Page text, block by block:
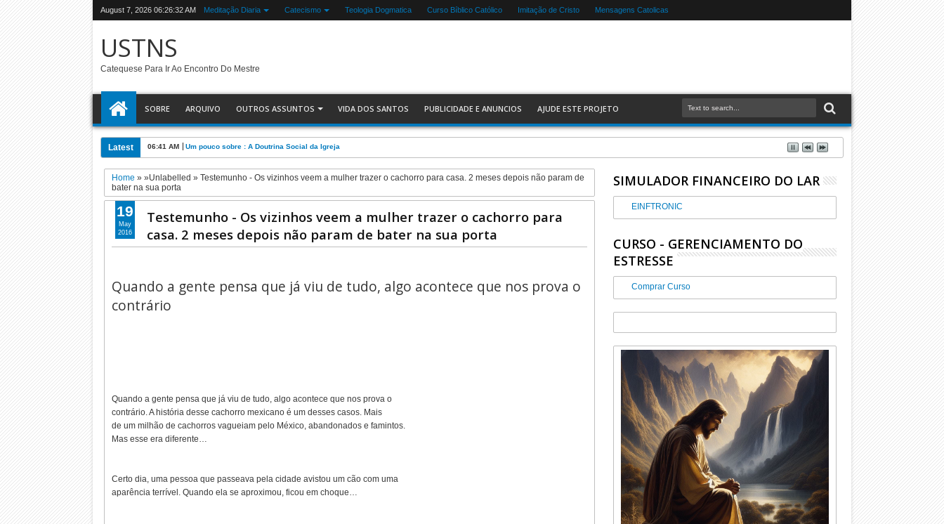
August 7, 2026 06:26:33 AM Meditação Diaria Catecismo Teologia Dogmatica Curso Bíblico Católico Imitação de Cristo Mensagens Catolicas
USTNS
Catequese Para Ir Ao Encontro Do Mestre
SOBRE ARQUIVO OUTROS ASSUNTOS VIDA DOS SANTOS PUBLICIDADE E ANUNCIOS AJUDE ESTE PROJETO
Latest 06:36 AM Os campos dos fieis que a Igreja trabalha
Home » »Unlabelled »Testemunho - Os vizinhos veem a mulher trazer o cachorro para casa. 2 meses depois não param de
bater na sua porta
Testemunho - Os vizinhos veem a mulher trazer o cachorro para
casa. 2 meses depois não param de bater na sua porta
Quando a gente pensa que já viu de tudo, algo acontece que nos prova o
contrário
Quando a gente pensa que já viu de tudo, algo acontece que nos prova o
contrário. A história desse cachorro mexicano é um desses casos. Mais
de um milhão de cachorros vagueiam pelo México, abandonados e famintos.
Mas esse era diferente…
Certo dia, uma pessoa que passeava pela cidade avistou um cão com uma
aparência terrível. Quando ela se aproximou, ficou em choque…
19
May
2016
SIMULADOR FINANCEIRO DO LAR
EINFTRONIC
CURSO - GERENCIAMENTO DO
ESTRESSE
Comprar Curso